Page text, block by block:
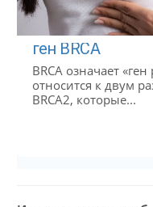
ген BRCA
BRCA означает
относится к двум
BRCA2, которые...